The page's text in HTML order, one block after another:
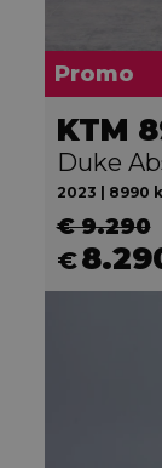
Promo
KTM
Duke
2023 | 8990
€ 9.290
€